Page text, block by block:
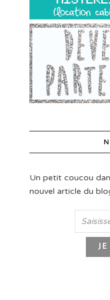
Un petit coucou
nouvel article du